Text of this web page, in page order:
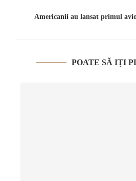
Americanii au lansat primul
POATE SĂ IȚI